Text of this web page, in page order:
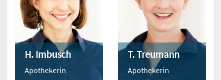
H. Imbusch
Apothekerin
T. Treumann
Apothekerin